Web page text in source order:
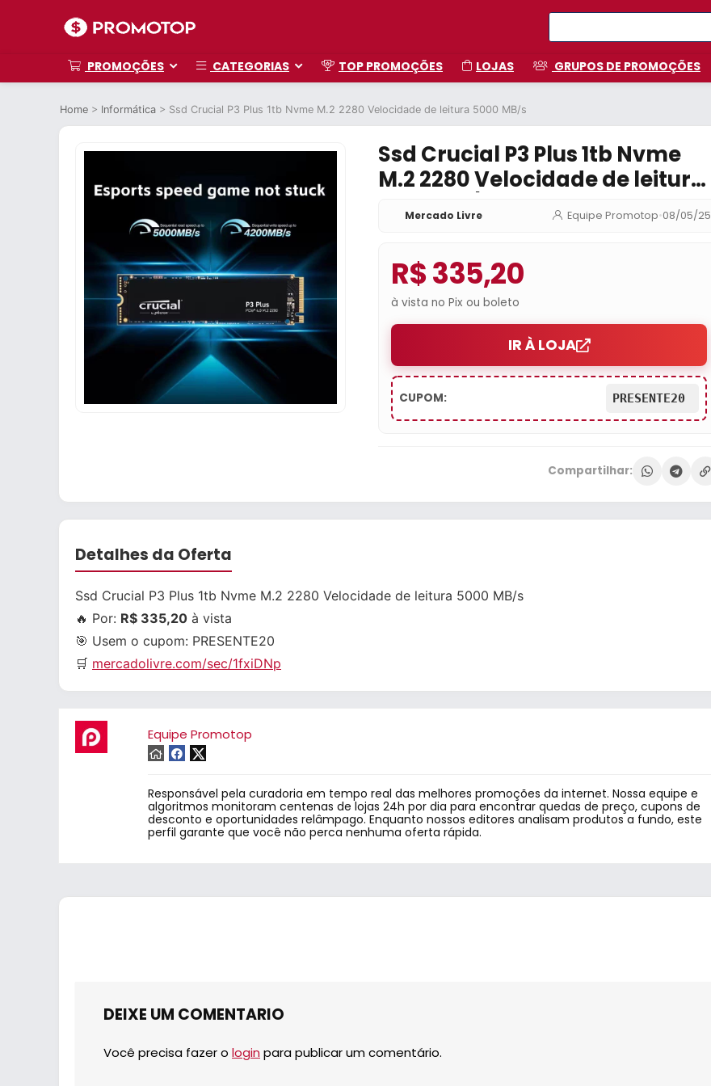
PROMOÇÕES CATEGORIAS TOP PROMOÇÕES LOJAS GRUPOS DE PROMOÇÕES
Home > Informática > Ssd Crucial P3 Plus 1tb Nvme M.2 2280 Velocidade de leitura 5000 MB/s
Ssd Crucial P3 Plus 1tb Nvme
M.2 2280 Velocidade de leitura
5000 MB/s
Mercado Livre Equipe Promotop•08/05/25
R$ 335,20
à vista no Pix ou boleto
IR À LOJA
CUPOM: PRESENTE20
Compartilhar:
Detalhes da Oferta
Ssd Crucial P3 Plus 1tb Nvme M.2 2280 Velocidade de leitura 5000 MB/s
🔥 Por: R$ 335,20 à vista
🎯 Usem o cupom: PRESENTE20
🛒 mercadolivre.com/sec/1fxiDNp
Equipe Promotop
Responsável pela curadoria em tempo real das melhores promoções da internet. Nossa equipe e
algoritmos monitoram centenas de lojas 24h por dia para encontrar quedas de preço, cupons de
desconto e oportunidades relâmpago. Enquanto nossos editores analisam produtos a fundo, este
perfil garante que você não perca nenhuma oferta rápida.
DEIXE UM COMENTARIO
Você precisa fazer o login para publicar um comentário.